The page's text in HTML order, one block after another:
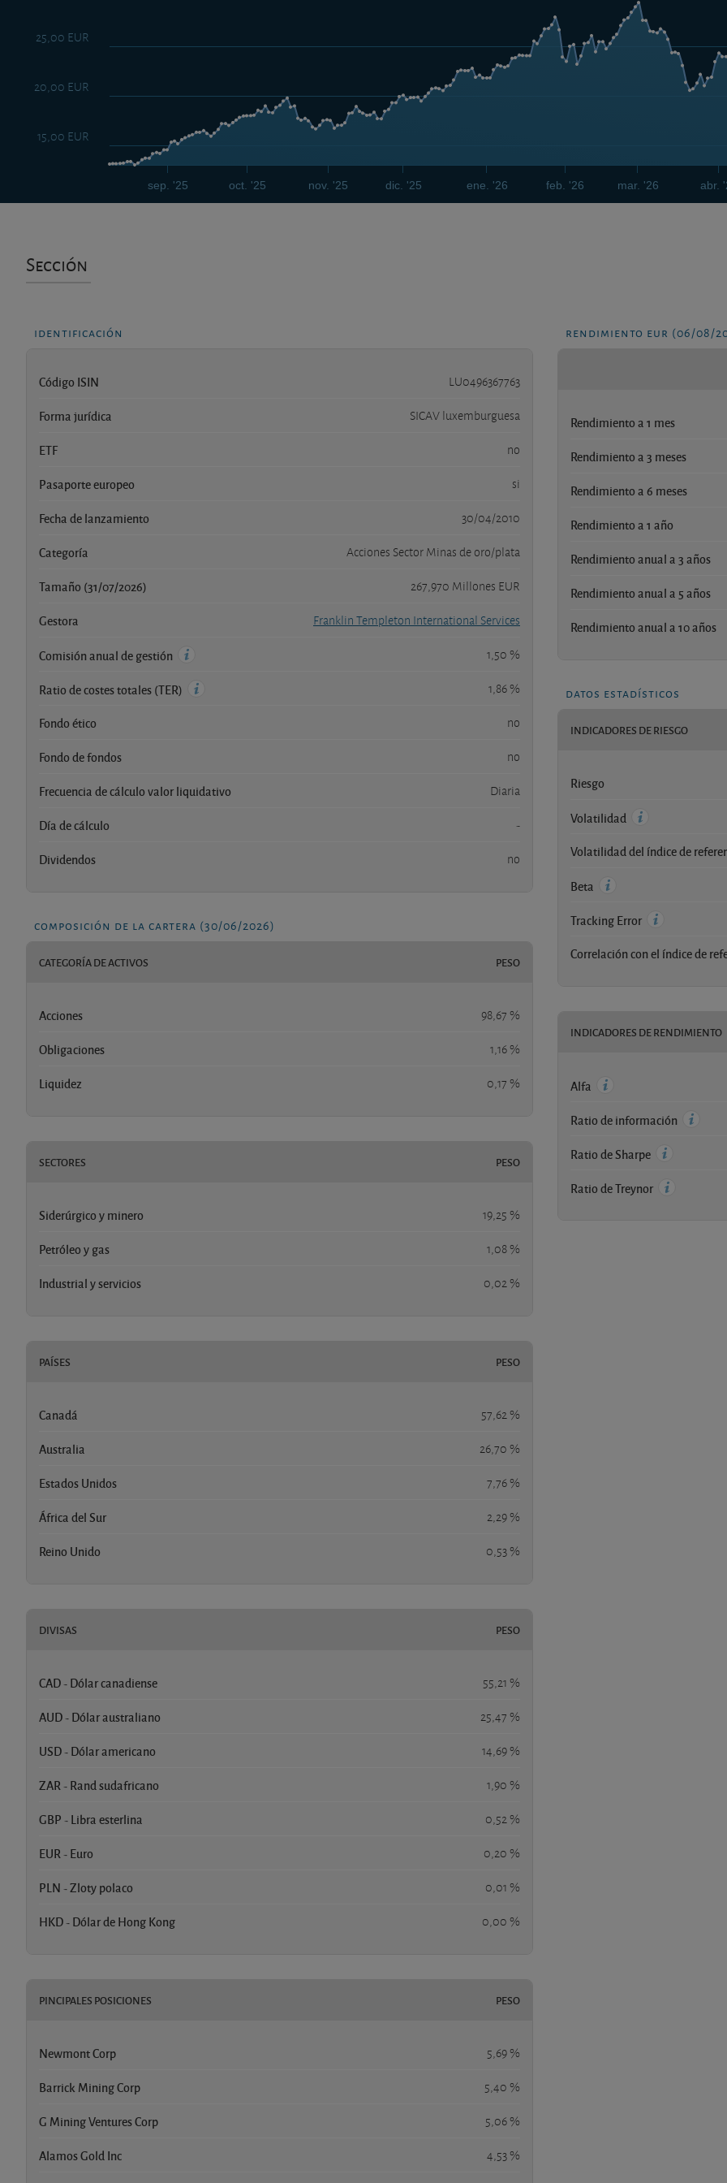
sep. '25 oct. '25 nov. '25 dic. '25 ene. '26 feb. '26 mar. '26 abr.
15,00 EUR
20,00 EUR
25,00 EUR
Sección
identificación
Código ISIN LU0496367763
Forma jurídica SICAV luxemburguesa
ETF no
Pasaporte europeo si
Fecha de lanzamiento 30/04/2010
Categoría Acciones Sector Minas de oro/plata
Tamaño (31/07/2026) 267,970 Millones EUR
Gestora Franklin Templeton International Services
Comisión anual de gestión 1,50 %
Ratio de costes totales (TER) 1,86 %
Fondo ético no
Fondo de fondos no
Frecuencia de cálculo valor liquidativo Diaria
Día de cálculo -
Dividendos no
composición de la cartera (30/06/2026)
CATEGORÍA DE ACTIVOS PESO
Acciones 98,67 %
Obligaciones 1,16 %
Liquidez 0,17 %
SECTORES PESO
Siderúrgico y minero 19,25 %
Petróleo y gas 1,08 %
Industrial y servicios 0,02 %
PAÍSES PESO
Canadá 57,62 %
Australia 26,70 %
Estados Unidos 7,76 %
África del Sur 2,29 %
Reino Unido 0,53 %
DIVISAS PESO
CAD - Dólar canadiense 55,21 %
AUD - Dólar australiano 25,47 %
USD - Dólar americano 14,69 %
ZAR - Rand sudafricano 1,90 %
GBP - Libra esterlina 0,52 %
EUR - Euro 0,20 %
PLN - Zloty polaco 0,01 %
HKD - Dólar de Hong Kong 0,00 %
PINCIPALES POSICIONES PESO
Newmont Corp 5,69 %
Barrick Mining Corp 5,40 %
G Mining Ventures Corp 5,06 %
Alamos Gold Inc 4,53 %
rendimiento eur (06/08/
Rendimiento a 1 mes
Rendimiento a 3 meses
Rendimiento a 6 meses
Rendimiento a 1 año
Rendimiento anual a 3 años
Rendimiento anual a 5 años
Rendimiento anual a 10 años
datos estadísticos
INDICADORES DE RIESGO
Riesgo
Volatilidad
Volatilidad del índice de
Beta
Tracking Error
Correlación con el índice de
INDICADORES DE RENDIMIENTO
Alfa
Ratio de información
Ratio de Sharpe
Ratio de Treynor